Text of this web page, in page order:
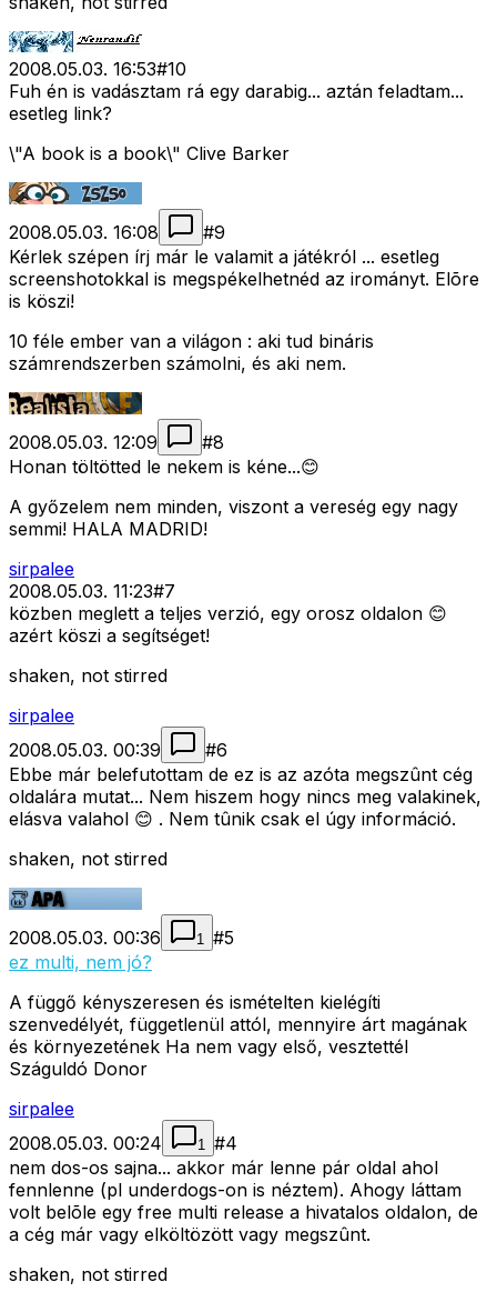
2008.05.03. 16:53#10
Fuh én is vadásztam rá egy darabig... aztán feladtam...
esetleg link?
\"A book is a book\" Clive Barker
2008.05.03. 16:08 #9
Kérlek szépen írj már le valamit a játékról ... esetleg
screenshotokkal is megspékelhetnéd az irományt. Elõre
is köszi!
10 féle ember van a világon : aki tud bináris
számrendszerben számolni, és aki nem.
2008.05.03. 12:09 #8
Honan töltötted le nekem is kéne...😊
A győzelem nem minden, viszont a vereség egy nagy
semmi! HALA MADRID!
sirpalee
2008.05.03. 11:23#7
közben meglett a teljes verzió, egy orosz oldalon 😊
azért köszi a segítséget!
shaken, not stirred
sirpalee
2008.05.03. 00:39
#6
Ebbe már belefutottam de ez is az azóta megszûnt cég
oldalára mutat... Nem hiszem hogy nincs meg valakinek,
elásva valahol 😊 . Nem tûnik csak el úgy információ.
shaken, not stirred
2008.05.03. 00:36 1 #5
ez multi, nem jó?
A függő kényszeresen és ismételten kielégíti
szenvedélyét, függetlenül attól, mennyire árt magának
és környezetének Ha nem vagy első, vesztettél
Száguldó Donor
sirpalee
2008.05.03. 00:24
1 #4
nem dos-os sajna... akkor már lenne pár oldal ahol
fennlenne (pl underdogs-on is néztem). Ahogy láttam
volt belõle egy free multi release a hivatalos oldalon, de
a cég már vagy elköltözött vagy megszûnt.
shaken, not stirred